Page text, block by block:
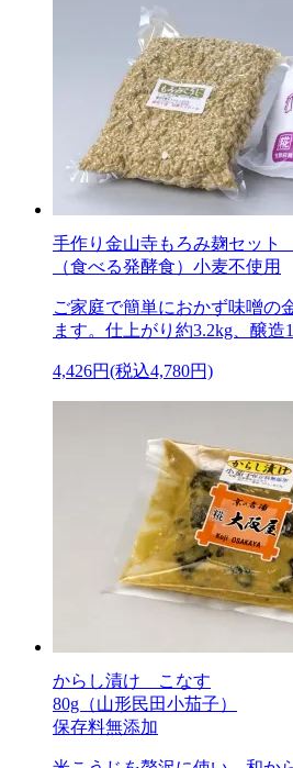
手作り金山寺もろみ麹セット
（食べる発酵食）小麦不使用
ご家庭で簡単におかず味噌の
ます。仕上がり約3.2kg、醸造
4,426円(税込4,780円)
からし漬け こなす
80g（山形民田小茄子）
保存料無添加